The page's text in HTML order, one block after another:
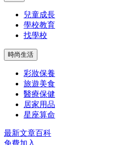
兒童成長
學校教育
找學校
時尚生活
彩妝保養
旅遊美食
醫療保健
居家用品
星座算命
最新文章百科
免費加入